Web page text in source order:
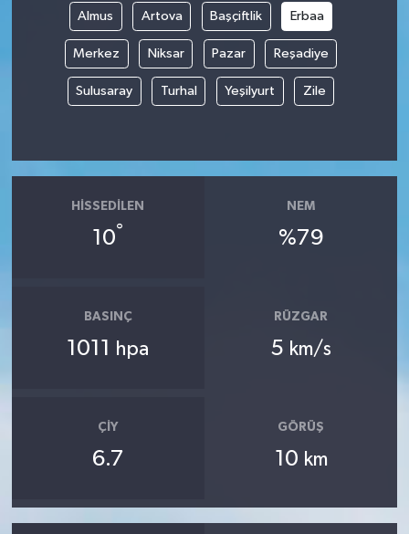
Almus Artova Başçiftlik Erbaa
Merkez Niksar Pazar Reşadiye
Sulusaray Turhal Yeşilyurt Zile
HISSEDILEN
10°
NEM
%79
BASINÇ
1011 hpa
RÜZGAR
5 km/s
ÇIY
6.7
GÖRÜŞ
10 km